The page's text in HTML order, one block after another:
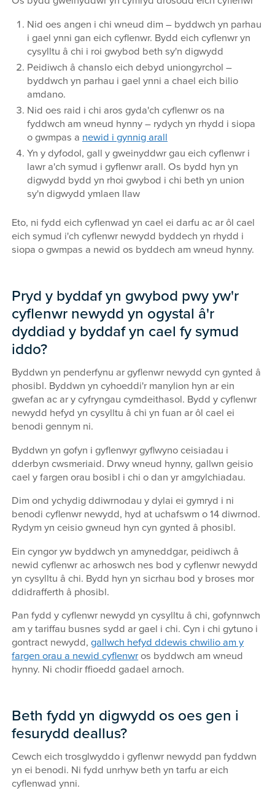
Nid oes angen i chi wneud dim – byddwch yn parhau
i gael ynni gan eich cyflenwr. Bydd eich cyflenwr yn
cysylltu â chi i roi gwybod beth sy'n digwydd
Peidiwch â chanslo eich debyd uniongyrchol –
byddwch yn parhau i gael ynni a chael eich bilio
amdano.
Nid oes raid i chi aros gyda'ch cyflenwr os na
fyddwch am wneud hynny – rydych yn rhydd i siopa
o gwmpas a newid i gynnig arall
Yn y dyfodol, gall y gweinyddwr gau eich cyflenwr i
lawr a'ch symud i gyflenwr arall. Os bydd hyn yn
digwydd bydd yn rhoi gwybod i chi beth yn union
sy'n digwydd ymlaen llaw
Eto, ni fydd eich cyflenwad yn cael ei darfu ac ar ôl cael
eich symud i'ch cyflenwr newydd byddech yn rhydd i
siopa o gwmpas a newid os byddech am wneud hynny.
Pryd y byddaf yn gwybod pwy yw'r
cyflenwr newydd yn ogystal â'r
dyddiad y byddaf yn cael fy symud
iddo?
Byddwn yn penderfynu ar gyflenwr newydd cyn gynted â
phosibl. Byddwn yn cyhoeddi'r manylion hyn ar ein
gwefan ac ar y cyfryngau cymdeithasol. Bydd y cyflenwr
newydd hefyd yn cysylltu â chi yn fuan ar ôl cael ei
benodi gennym ni.
Byddwn yn gofyn i gyflenwyr gyflwyno ceisiadau i
dderbyn cwsmeriaid. Drwy wneud hynny, gallwn geisio
cael y fargen orau bosibl i chi o dan yr amgylchiadau.
Dim ond ychydig ddiwrnodau y dylai ei gymryd i ni
benodi cyflenwr newydd, hyd at uchafswm o 14 diwrnod.
Rydym yn ceisio gwneud hyn cyn gynted â phosibl.
Ein cyngor yw byddwch yn amyneddgar, peidiwch â
newid cyflenwr ac arhoswch nes bod y cyflenwr newydd
yn cysylltu â chi. Bydd hyn yn sicrhau bod y broses mor
ddidrafferth â phosibl.
Pan fydd y cyflenwr newydd yn cysylltu â chi, gofynnwch
am y tariffau busnes sydd ar gael i chi. Cyn i chi gytuno i
gontract newydd,gallwch hefyd ddewis chwilio am y
fargen orau a newid cyflenwros byddwch am wneud
hynny. Ni chodir ffioedd gadael arnoch.
Beth fydd yn digwydd os oes gen i
fesurydd deallus?
Cewch eich trosglwyddo i gyflenwr newydd pan fyddwn
yn ei benodi. Ni fydd unrhyw beth yn tarfu ar eich
cyflenwad ynni.